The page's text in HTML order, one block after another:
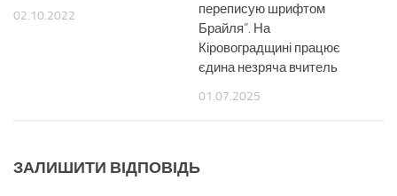
02.10.2022
переписую шрифтом
Брайля”. На
Кіровоградщині працює
єдина незряча вчитель
01.07.2025
ЗАЛИШИТИ ВІДПОВІДЬ